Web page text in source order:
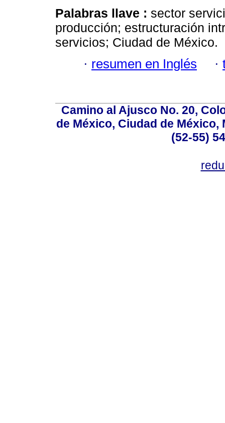
Palabras llave : sector
producción; estructuración
servicios; Ciudad de México.
· resumen en Inglés ·
Camino al Ajusco No. 20,
de México, Ciudad de México,
(52-55)